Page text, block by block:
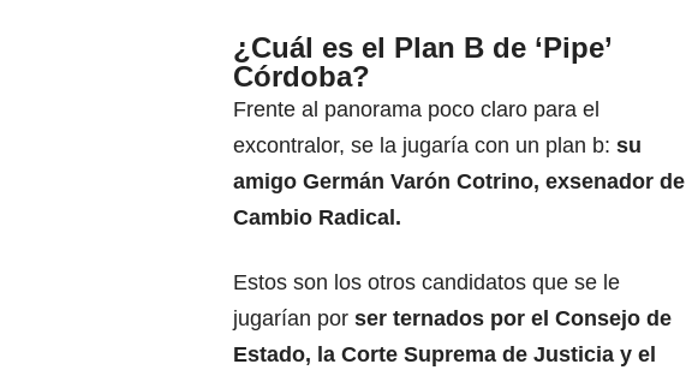
¿Cuál es el Plan B de ‘Pipe’
Córdoba?
Frente al panorama poco claro para el
excontralor, se la jugaría con un plan b: su
amigo Germán Varón Cotrino, exsenador de
Cambio Radical.
Estos son los otros candidatos que se le
jugarían por ser ternados por el Consejo de
Estado, la Corte Suprema de Justicia y el